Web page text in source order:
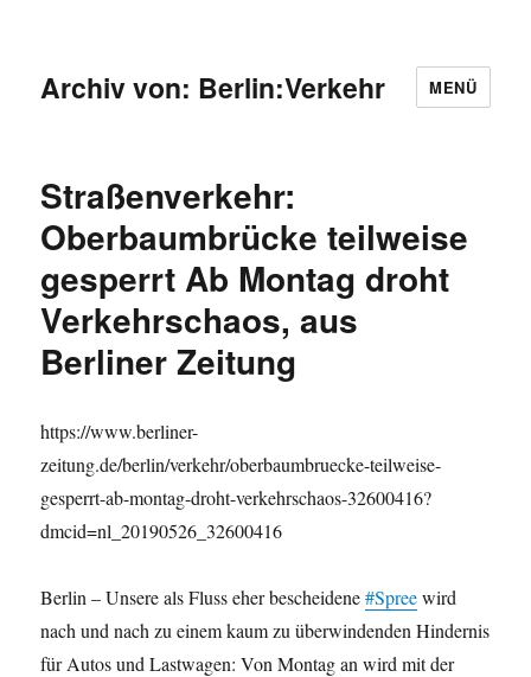
Archiv von: Berlin:Verkehr MENÜ
Straßenverkehr:
Oberbaumbrücke teilweise
gesperrt Ab Montag droht
Verkehrschaos, aus
Berliner Zeitung
https://www.berliner-
zeitung.de/berlin/verkehr/oberbaumbruecke-teilweise-
gesperrt-ab-montag-droht-verkehrschaos-32600416?
dmcid=nl_20190526_32600416
Berlin – Unsere als Fluss eher bescheidene#Spreewird
nach und nach zu einem kaum zu überwindenden Hindernis
für Autos und Lastwagen: Von Montag an wird mit der